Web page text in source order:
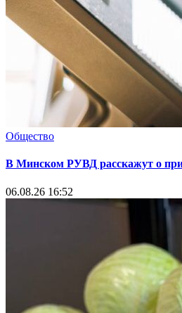
Общество
В Минском РУВД расскажут о
06.08.26 16:52